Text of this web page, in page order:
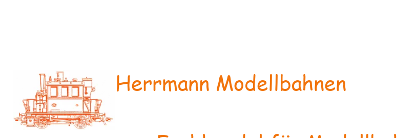
Herrmann Modellbahnen